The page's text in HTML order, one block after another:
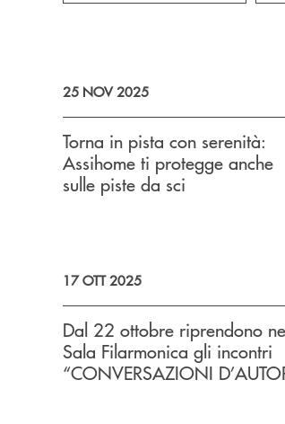
25 NOV 2025
Torna in pista con serenità:
Assihome ti protegge anche
sulle piste da sci
17 OTT 2025
Dal 22 ottobre riprendono
Sala Filarmonica gli incontri
“CONVERSAZIONI